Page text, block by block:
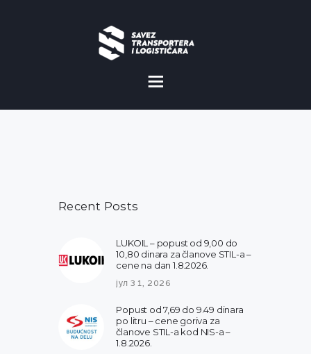
KOMERCIJALNE
GALERIJA
Recent Posts
LUKOIL – popust od 9,00 do
10,80 dinara za članove STIL-a –
cene na dan 1.8.2026.
јул 31, 2026
Popust od 7,69 do 9.49 dinara
po litru – cene goriva za
članove STIL-a kod NIS-a –
1.8.2026.